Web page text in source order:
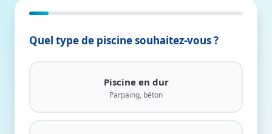
Quel type de piscine souhaitez-vous ?
Piscine en dur
Parpaing, béton